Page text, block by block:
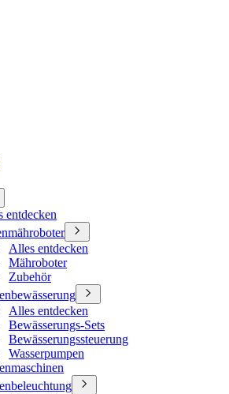
entdecken
Alles entdecken
Mähroboter
Zubehör
Alles entdecken
Bewässerungs-Sets
Bewässerungssteuerung
Wasserpumpen